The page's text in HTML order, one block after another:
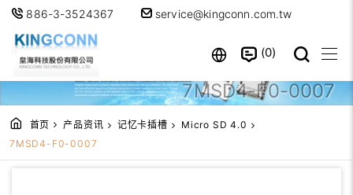
886-3-3524367 service@kingconn.com.tw
0
7MSD4-F0-0007
首页 产品资讯 记忆卡插槽
Micro SD 4.0
7MSD4-F0-0007